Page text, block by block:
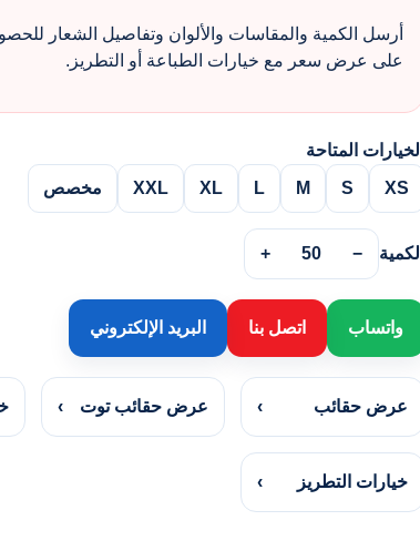
أرسل الكمية والمقاسات والألوان وتفاصيل الشعار
على عرض سعر مع خيارات الطباعة أو التطريز.
الخيارات المتاحة
XS
S
M
L
XL
XXL مخصص
الكمية −
50
+
واتساب اتصل بنا البريد الإلكتروني
عرض حقائب › عرض حقائب توت ›
خيارات التطريز ›